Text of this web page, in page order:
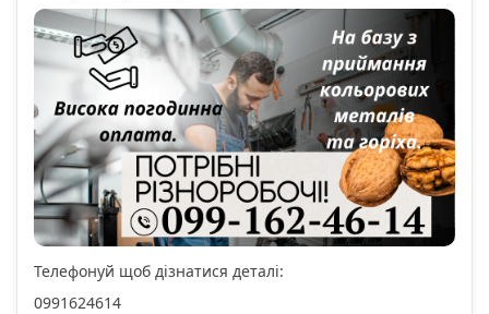
Телефонуй щоб дізнатися деталі:
0991624614